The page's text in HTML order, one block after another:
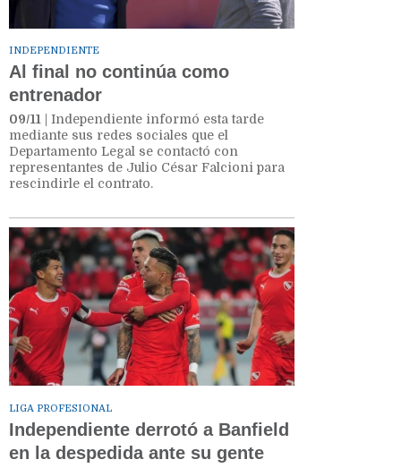
INDEPENDIENTE
Al final no continúa como
entrenador
09/11 | Independiente informó esta tarde
mediante sus redes sociales que el
Departamento Legal se contactó con
representantes de Julio César Falcioni para
rescindirle el contrato.
LIGA PROFESIONAL
Independiente derrotó a Banfield
en la despedida ante su gente